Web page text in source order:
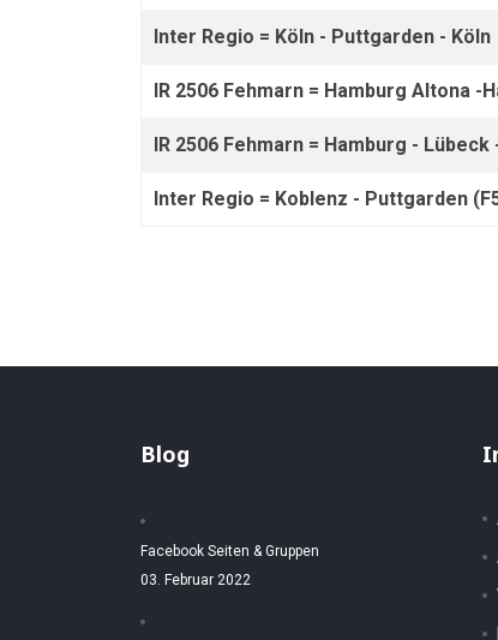
Inter Regio = Köln - Puttgarden - Köln
IR 2506 Fehmarn = Hamburg Altona
IR 2506 Fehmarn = Hamburg -
Inter Regio = Koblenz - Puttgarden
Blog
Facebook Seiten & Gruppen
03. Februar 2022